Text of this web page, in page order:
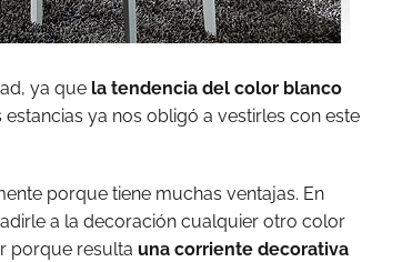
ya que la tendencia del color blanco
ya nos obligó a vestirles con este
porque tiene muchas ventajas. En
a la decoración cualquier otro color
porque resulta una corriente decorativa